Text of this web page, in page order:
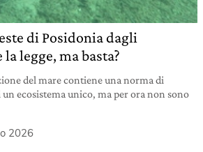
di Posidonia dagli
la legge, ma basta?
del mare contiene una norma di
ecosistema unico, ma per ora non sono
2026